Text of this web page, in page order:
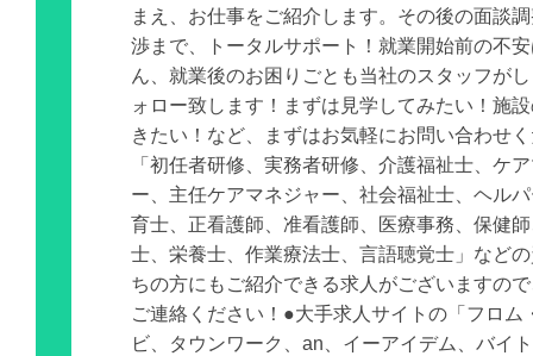
まえ、お仕事をご紹介します。その後の面談
渉まで、トータルサポート！就業開始前の不
ん、就業後のお困りごとも当社のスタッフが
ォロー致します！まずは見学してみたい！施
きたい！など、まずはお気軽にお問い合わせ
「初任者研修、実務者研修、介護福祉士、ケ
ー、主任ケアマネジャー、社会福祉士、ヘル
育士、正看護師、准看護師、医療事務、保健
士、栄養士、作業療法士、言語聴覚士」など
ちの方にもご紹介できる求人がございますの
ご連絡ください！●大手求人サイトの「フロム
ビ、タウンワーク、an、イーアイデム、バイ